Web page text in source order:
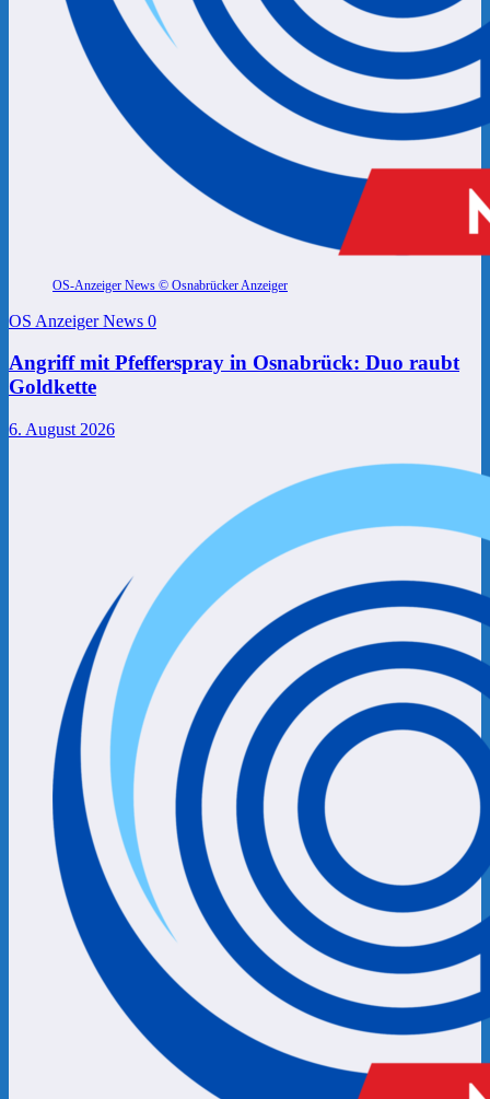
OS-Anzeiger News © Osnabrücker Anzeiger
OS Anzeiger News 0
Angriff mit Pfefferspray in Osnabrück: Duo raubt
Goldkette
6. August 2026